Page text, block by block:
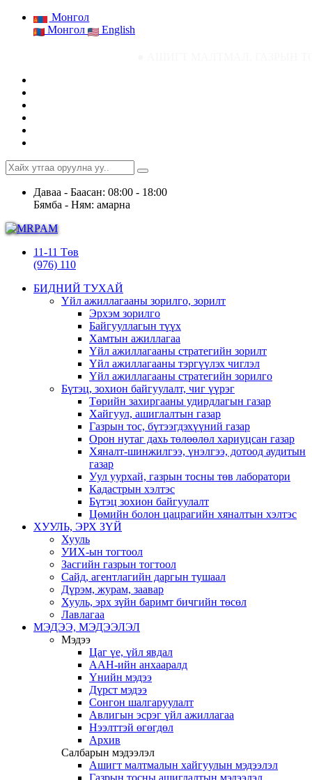
Монгол
Монгол
English
Даваа - Баасан: 08:00 - 18:00
Бямба - Ням: амарна
11-11 Төв
(976) 110
БИДНИЙ ТУХАЙ
Үйл ажиллагааны зорилго, зорилт
Эрхэм зорилго
Байгууллагын түүх
Хамтын ажиллагаа
Үйл ажиллагааны стратегийн зорилт
Үйл ажиллагааны тэргүүлэх чиглэл
Үйл ажиллагааны стратегийн зорилго
Бүтэц, зохион байгуулалт, чиг үүрэг
Төрийн захиргааны удирдлагын газар
Хайгуул, ашиглалтын газар
Газрын тос, бүтээгдэхүүний газар
Орон нутаг дахь төлөөлөл хариуцсан газар
Хяналт-шинжилгээ, үнэлгээ, дотоод аудитын
газар
Уул уурхай, газрын тосны төв лаборатори
Кадастрын хэлтэс
Бүтэц зохион байгуулалт
Цөмийн болон цацрагийн хяналтын хэлтэс
ХУУЛЬ, ЭРХ ЗҮЙ
Хууль
УИХ-ын тогтоол
Засгийн газрын тогтоол
Сайд, агентлагийн даргын тушаал
Дүрэм, журам, заавар
Хууль, эрх зүйн баримт бичгийн төсөл
Лавлагаа
МЭДЭЭ, МЭДЭЭЛЭЛ
Мэдээ
Цаг үе, үйл явдал
ААН-ийн анхааралд
Үнийн мэдээ
Дүрст мэдээ
Сонгон шалгаруулалт
Авлигын эсрэг үйл ажиллагаа
Нээлттэй өгөгдөл
Архив
Салбарын мэдээлэл
Ашигт малтмалын хайгуулын мэдээлэл
Газрын тосны ашиглалтын мэдээлэл